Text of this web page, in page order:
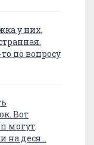
у них,
по вопросу
Вот
могут
на деся…